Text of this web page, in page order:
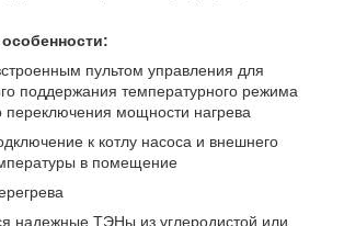
пультом управления для
поддержания температурного режима
переключения мощности нагрева
к котлу насоса и внешнего
в помещение
надежные ТЭНы из углеродистой или